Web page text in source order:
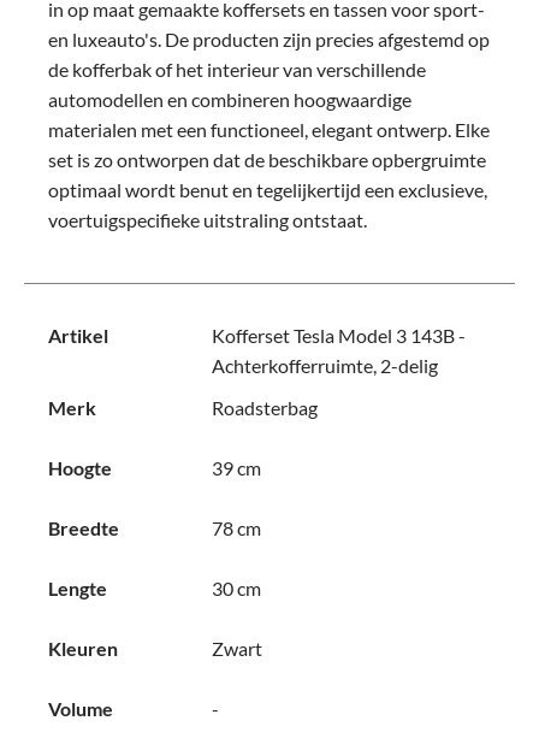
in op maat gemaakte koffersets en tassen voor sport-
en luxeauto's. De producten zijn precies afgestemd op
de kofferbak of het interieur van verschillende
automodellen en combineren hoogwaardige
materialen met een functioneel, elegant ontwerp. Elke
set is zo ontworpen dat de beschikbare opbergruimte
optimaal wordt benut en tegelijkertijd een exclusieve,
voertuigspecifieke uitstraling ontstaat.
Artikel
Kofferset Tesla Model 3 143B -
Achterkofferruimte, 2-delig
Merk
Roadsterbag
Hoogte 39 cm
Breedte 78 cm
Lengte 30 cm
Kleuren Zwart
Volume -